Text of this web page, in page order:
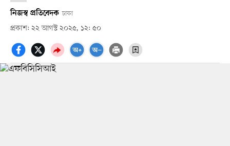
নিজস্ব প্রতিবেদক ঢাকা
প্রকাশ: ২২ আগস্ট ২০২৫, ১২: ৫০